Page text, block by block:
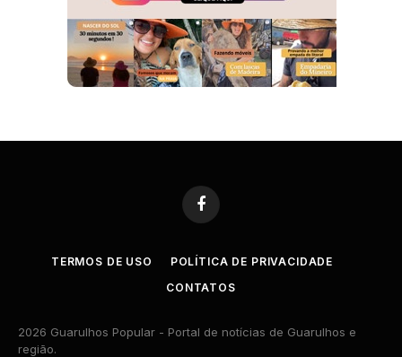
Facebook
TERMOS DE USO
POLÍTICA DE PRIVACIDADE
CONTATOS
2026 Guarulhos Popular - Portal de notícias de Guarulhos e
região.